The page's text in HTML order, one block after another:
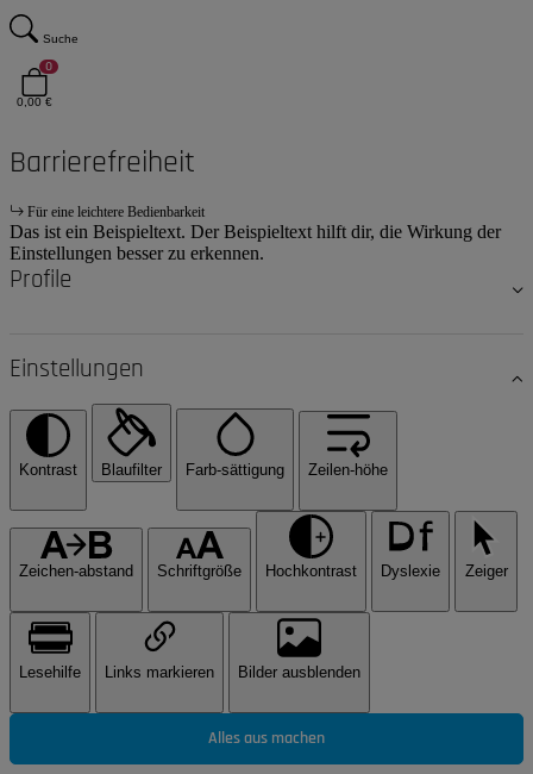
Suche
0
0,00 €
Barrierefreiheit
Für eine leichtere Bedienbarkeit
Das ist ein Beispieltext. Der Beispieltext hilft dir, die Wirkung der
Einstellungen besser zu erkennen.
Profile
Einstellungen
Kontrast Blaufilter Farb-sättigung Zeilen-höhe
Zeichen-abstand Schriftgröße Hochkontrast Dyslexie Zeiger
Lesehilfe Links markieren Bilder ausblenden
Alles aus machen